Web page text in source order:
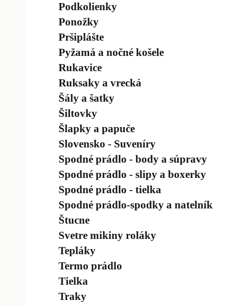
Podkolienky
Ponožky
Pršiplášte
Pyžamá a nočné košele
Rukavice
Ruksaky a vrecká
Šály a šatky
Šiltovky
Šlapky a papuče
Slovensko - Suveníry
Spodné prádlo - body a súpravy
Spodné prádlo - slipy a boxerky
Spodné prádlo - tielka
Spodné prádlo-spodky a natelník
Štucne
Svetre mikiny roláky
Tepláky
Termo prádlo
Tielka
Traky